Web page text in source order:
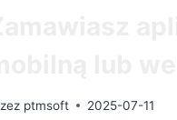
ptmsoft 2025-07-11